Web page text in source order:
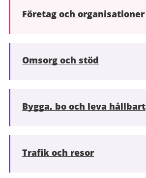
Företag och organisationer
Omsorg och stöd
Bygga, bo och leva hållbart
Trafik och resor